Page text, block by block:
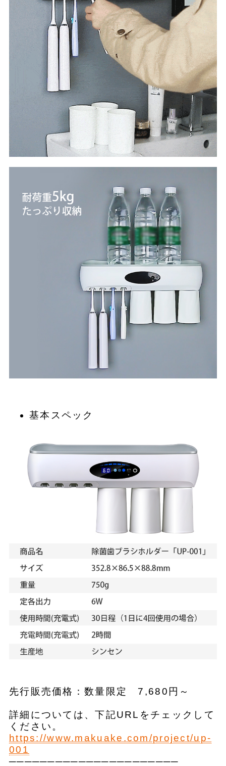
基本スペック
先行販売価格：数量限定 7,680円～
詳細については、下記URLをチェックして
ください。
https://www.makuake.com/project/up-
001
──────────────────────